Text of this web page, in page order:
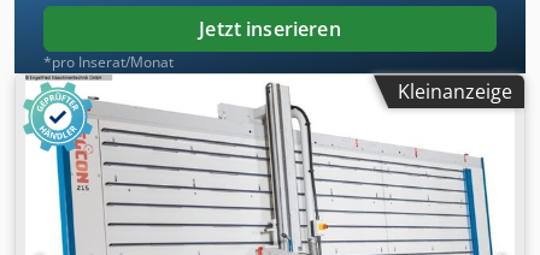
Jetzt inserieren
*pro Inserat/Monat
Kleinanzeige